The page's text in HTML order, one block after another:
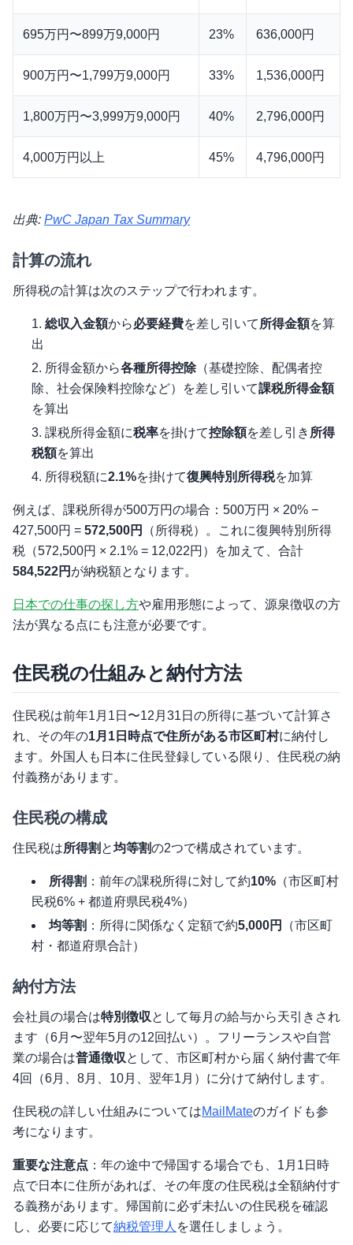
695万円〜899万9,000円 23% 636,000円
900万円〜1,799万9,000円 33% 1,536,000円
1,800万円〜3,999万9,000円 40% 2,796,000円
4,000万円以上 45% 4,796,000円
出典: PwC Japan Tax Summary
計算の流れ
所得税の計算は次のステップで行われます。
総収入金額から必要経費を差し引いて 所得金額を算
出
所得金額から各種所得控除（基礎控除、配偶者控
除、社会保険料控除など）を差し引いて課税所得金額
を算出
課税所得金額に税率を掛けて控除額を差し引き 所得
税額を算出
所得税額に2.1%を掛けて復興特別所得税を加算
例えば、課税所得が500万円の場合：500万円 × 20% −
427,500円 = 572,500円
（所得税）。これに復興特別所得
税（572,500円 × 2.1% = 12,022円）を加えて、合計
584,522円 が納税額となります。
日本での仕事の探し方や雇用形態によって、源泉徴収の方
法が異なる点にも注意が必要です。
住民税の仕組みと納付方法
住民税は前年1月1日〜12月31日の所得に基づいて計算さ
れ、その年の1月1日時点で住所がある市区町村に納付し
ます。外国人も日本に住民登録している限り、住民税の納
付義務があります。
住民税の構成
住民税は所得割 と均等割の2つで構成されています。
所得割 ：前年の課税所得に対して約10% （市区町村
民税6% + 都道府県民税4%）
均等割 ：所得に関係なく定額で約5,000円
（市区町
村・都道府県合計）
納付方法
会社員の場合は特別徴収 として毎月の給与から天引きされ
ます（6月〜翌年5月の12回払い）。フリーランスや自営
業の場合は普通徴収 として、市区町村から届く納付書で年
4回（6月、8月、10月、翌年1月）に分けて納付します。
住民税の詳しい仕組みについてはMailMateのガイドも参
考になります。
重要な注意点 ：年の途中で帰国する場合でも、1月1日時
点で日本に住所があれば、その年度の住民税は全額納付す
る義務があります。帰国前に必ず未払いの住民税を確認
し、必要に応じて納税管理人 を選任しましょう。